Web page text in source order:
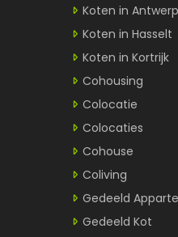
Koten in
Koten in Hasselt
Koten in Kortrijk
Cohousing
Colocatie
Colocaties
Cohouse
Coliving
Gedeeld
Gedeeld Kot